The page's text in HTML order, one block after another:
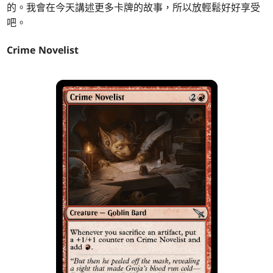
的。我會在今天講述更多卡牌的故事，所以放輕鬆好好享受
吧。
Crime Novelist